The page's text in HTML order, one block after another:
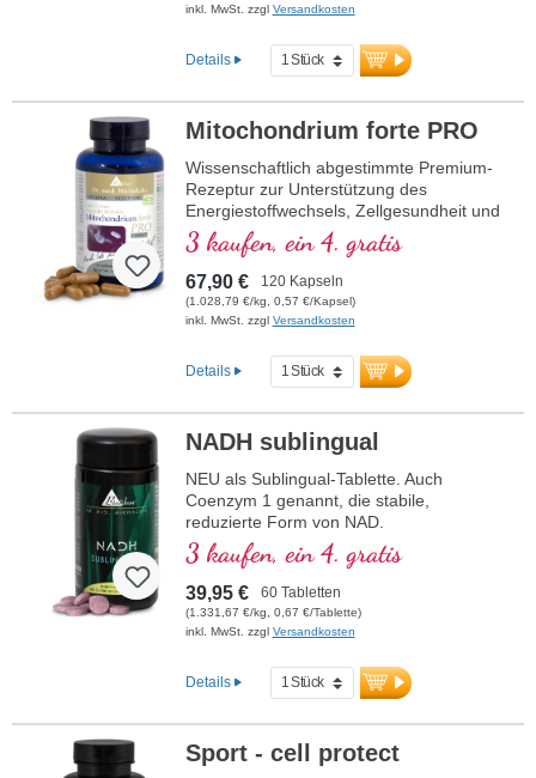
inkl. MwSt. zzgl Versandkosten
Details
Mitochondrium forte PRO
Wissenschaftlich abgestimmte Premium-
Rezeptur zur Unterstützung des
Energiestoffwechsels, Zellgesundheit und
die Zellatmung in den Mitochondrien.
Enthält Resveratrol, OPC, Q10, NADH
und Thiamin zur Förderung des
Energiestoffwechsels sowie bioaktive
Folsäure (Methyltetrahydrofolat), die
Alpha-Liponsäure in der wertvollen
Sodium-R-Lipoat-Form. Vegan,
und über 20 Jahre Erfahrung garantieren
höchste Qualität. Von Ärzten entwickelt.
mehr Informationen zu
Mitochondrium forte PRO
3 kaufen, ein 4. gratis
67,90 € 120 Kapseln
(1.028,79 €/kg, 0,57 €/Kapsel)
inkl. MwSt. zzgl Versandkosten
Details
NADH sublingual
NEU als Sublingual-Tablette. Auch
Coenzym 1 genannt, die stabile,
reduzierte Form von NAD.
• kein Nano-NADH, keine Nano-Partikel!
• Sublingual zur besseren Aufnahme über
die Mundschleimhaut
• Frei von Zusatzstoffen
• Im Violettglas
3 kaufen, ein 4. gratis
39,95 € 60 Tabletten
(1.331,67 €/kg, 0,67 €/Tablette)
inkl. MwSt. zzgl Versandkosten
Details
Sport - cell protect